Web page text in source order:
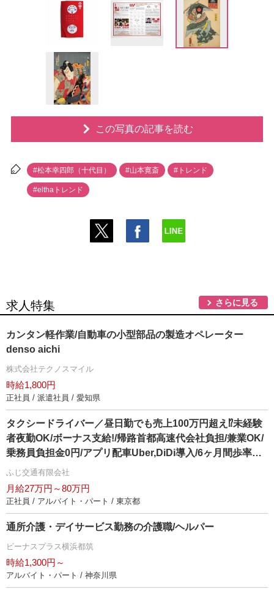
この写真の記事を読む
#松本幸四郎（十代目） #山本寛斎 #トレンド
#elthaトレンド
求人特集 さらに見る
カンタン軽作業/自動車の小型部品の製造オペレーター
denso aichi
株式会社テクノスマイル
時給1,800円
正社員 / 派遣社員 / 愛知県
タクシードライバー／昼日勤でも売上100万円超え⁉未経験
者夜勤OK/ボーナス支給!/帰路首都高速代会社負担/兼業OK/
乗務員負担金0円/アプリ配車Uber,DiDi導入/6ヶ月間歩率
60%保障/ノルマ無し!/最大7連休取得可能
ふじ交通有限会社
月給27万円～80万円
正社員 / アルバイト・パート / 東京都
通所介護・デイサービス勤務の介護職/ヘルパー
ビーナスプラス横浜都筑
時給1,300円～
アルバイト・パート / 神奈川県